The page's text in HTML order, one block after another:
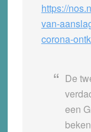
https://
van-
corona-
De
een